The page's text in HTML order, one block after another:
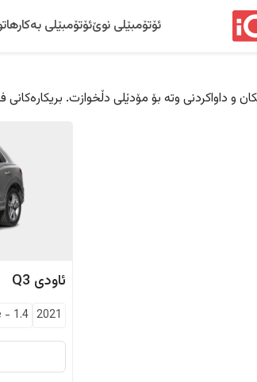
ئۆتۆمبێلی نوێئۆتۆمبێلی
و داواکردنی وتە بۆ مۆدێلی دڵخوازت.
ئاودی Q3
2021
- 1.4